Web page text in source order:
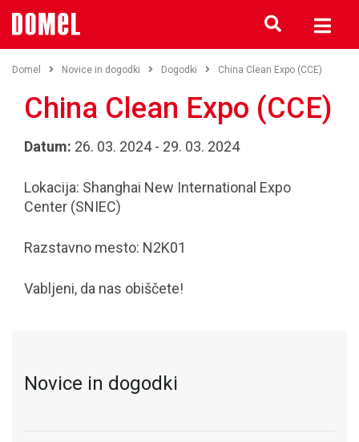
Domel Novice in dogodki Dogodki China Clean Expo (CCE)
China Clean Expo (CCE)
Datum: 26. 03. 2024 - 29. 03. 2024
Lokacija: Shanghai New International Expo
Center (SNIEC)
Razstavno mesto: N2K01
Vabljeni, da nas obiščete!
Novice in dogodki